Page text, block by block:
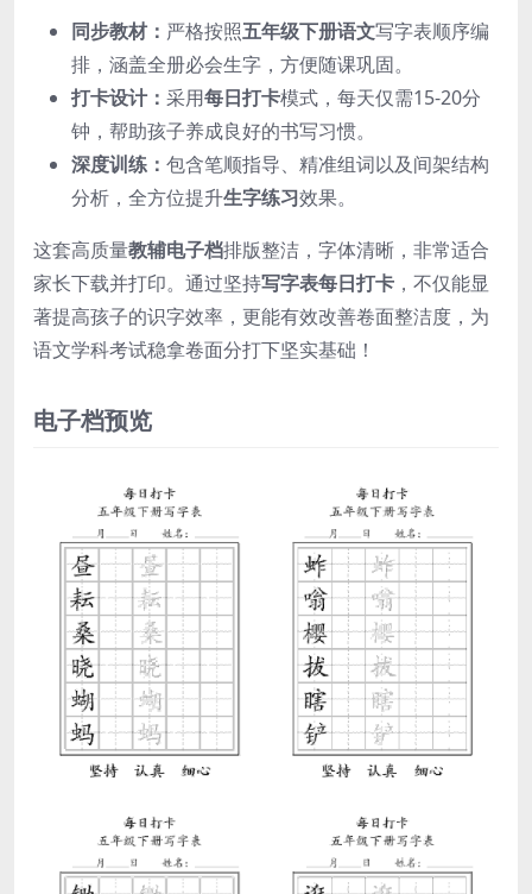
同步教材： 严格按照五年级下册语文写字表顺序编
排，涵盖全册必会生字，方便随课巩固。
打卡设计： 采用每日打卡模式，每天仅需15-20分
钟，帮助孩子养成良好的书写习惯。
深度训练： 包含笔顺指导、精准组词以及间架结构
分析，全方位提升生字练习效果。
这套高质量教辅电子档排版整洁，字体清晰，非常适合
家长下载并打印。通过坚持写字表每日打卡 ，不仅能显
著提高孩子的识字效率，更能有效改善卷面整洁度，为
语文学科考试稳拿卷面分打下坚实基础！
电子档预览